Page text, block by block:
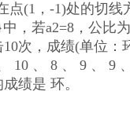
(1，-1)处的切线
若a2=8，公比为
次，成绩(单位：
、 8 、 9 、 9
绩是 环。